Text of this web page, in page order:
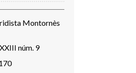
Montornès
núm. 9